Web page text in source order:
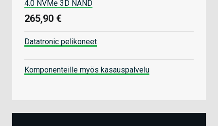
4.0 NVMe 3D NAND
265,90 €
Datatronic pelikoneet
Komponenteille myös kasauspalvelu